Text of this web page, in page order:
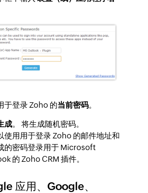
于登录 Zoho 的当前密码。
成。 将生成随机密码。
使用用于登录 Zoho 的邮件地址和
的密码登录用于 Microsoft
的 Zoho CRM 插件。
应用、Google、